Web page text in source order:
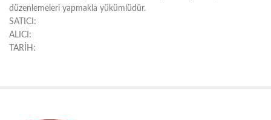
düzenlemeleri yapmakla yükümlüdür.
SATICI:
ALICI:
TARİH: